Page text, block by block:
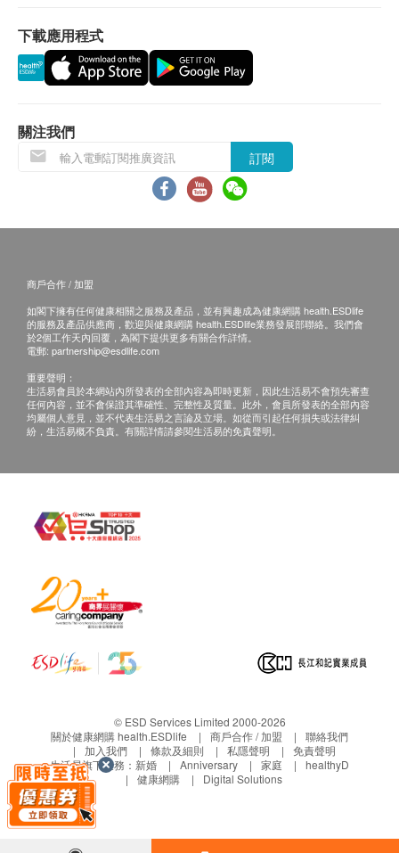
基礎代謝率
骨骼肌
體重控制
肥胖診斷
基礎代謝卡路里
三酸甘油脂
膽固醇/高密度膽固醇比率
糖尿
血葡萄糖 (空腹)
肝功能
鹼性磷酸酶
白蛋白
球蛋白
谷草轉氨酶
谷丙轉氨酶
丙種谷氨轉酶
腎功能
血液檢查
嗜鹼性白血球
嗜酸性白血球
紅血球平均血紅素
紅血球平均血紅素濃度
建議檢查人士：
• 經常性腰酸背痛、肌肉疲勞
• 脊椎側彎、盆骨高低外斜、頸椎性頭痛/頭暈
有效期
身體檢查計劃有效期為12個月，客戶必須於12個月內
報告
進行健康檢查後，一般情況下，需大概7-14個工作天
跟進檢查報告， 工作天不包括星期六、日及公眾假
地點：尖沙咀美麗華A座1008室
醫生講解報告時間:
星期二及四 09:00-13:00 , 星期六 09:00-13:00
星期一，三，五15:00-18:00
備註
作銷毀處理及不會存底，額外索取報告複印需付行
所有身體檢查並非作為醫務診斷或治療用途，如報
告有異常而需要醫生寫轉介信, 不需要收取額外費
如個別人士有特別醫療需求，會保留按情況徵收額
外費用的權利。
柏氏抹片檢查適合有性經驗女士使用。
經期期間不能進行柏氏抹片檢查及大小便化驗。
如客人未能在體檢當日完成所有項目，例如大小便
免責聲明：
所有健康檢查/服務並非作為醫務診斷或治療用
途。當閣下身體健康出現任何疾病徵兆時，應立即
諮詢有認可資格的醫生，作出診斷及治療。
本服務/產品由商戶提供。生活易【健康網購
下載應用程式
關注我們
訂閱
商戶合作 / 加盟
如閣下擁有任何健康相關之服務及產品，並有興趣成為健康網購 health.ESDlife
的服務及產品供應商，歡迎與健康網購 health.ESDlife業務發展部聯絡。我們會
於2個工作天內回覆，為閣下提供更多有關合作詳情。
電郵: partnership@esdlife.com
重要聲明：
生活易會員於本網站內所發表的全部內容為即時更新，因此生活易不會預先審查
任何內容，並不會保證其準確性、完整性及質量。此外，會員所發表的全部內容
均屬個人意見，並不代表生活易之言論及立場。如從而引起任何損失或法律糾
紛，生活易概不負責。有關詳情請參閱生活易的免責聲明。
© ESD Services Limited 2000-2026
關於健康網購 health.ESDlife
商戶合作 / 加盟
聯絡我們
加入我們
條款及細則 私隱聲明
免責聲明
生活易旗下業務： 新婚 Anniversary 家庭
healthyD
健康網購
Digital Solutions